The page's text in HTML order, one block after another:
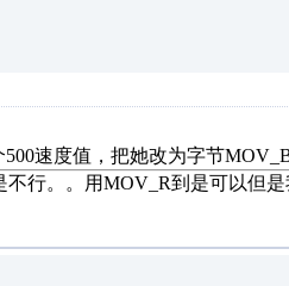
500速度值，把她改为字节
不行。。用MOV_R到是可以但